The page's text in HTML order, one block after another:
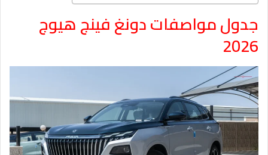
جدول مواصفات دونغ فينج هيوج
2026